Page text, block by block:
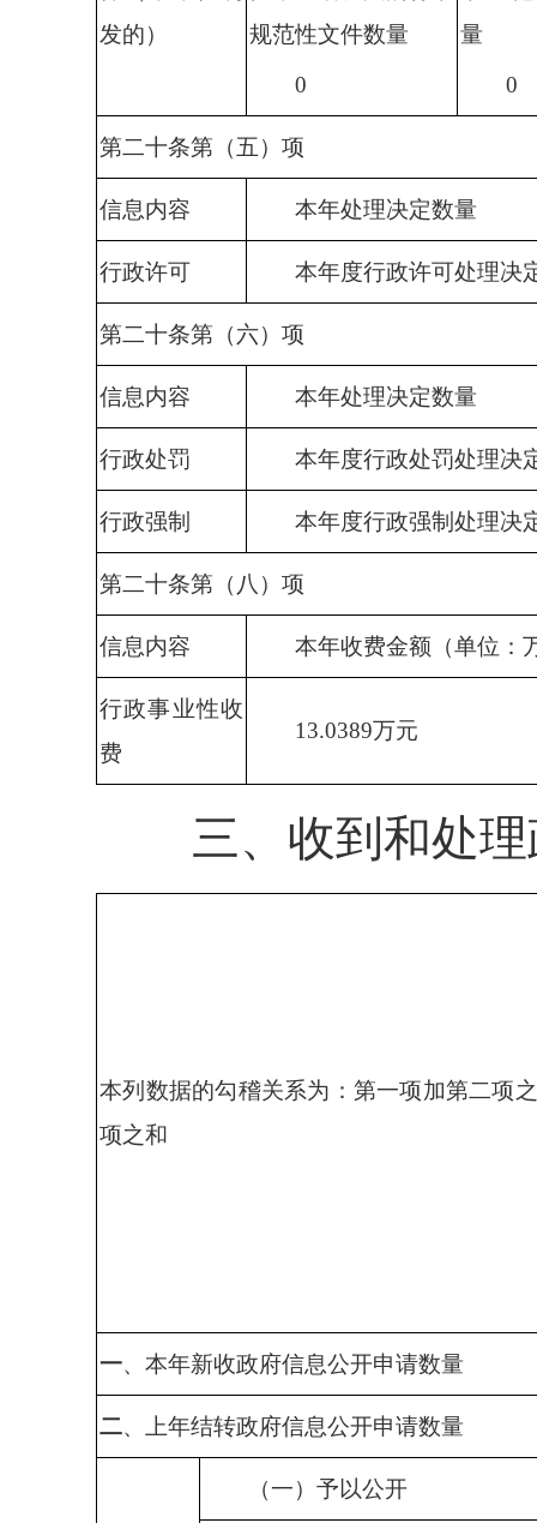
发的）
规范性文件数量
0
量
0
第二十条第（五）项
信息内容 本年处理决定数量
行政许可 本年度行政许可处理决
第二十条第（六）项
信息内容 本年处理决定数量
行政处罚 本年度行政处罚处理决
行政强制 本年度行政强制 处理决
第二十条第（八）项
信息内容 本年收费金额（单位：
行政事业性收
费
13.0389万元
三、收到和处理
本列数据的勾稽关系为：第一项加第二项
项之和
一、本年新收政府信息公开申请数量
二、上年结转政府信息公开申请数量
（一）予以公开